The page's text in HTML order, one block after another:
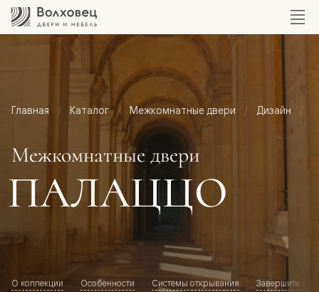
Главная Каталог Межкомнатные двери Дизайн
Межкомнатные двери
ПАЛАЦЦО
О коллекции Особенности Системы открывания Завершите